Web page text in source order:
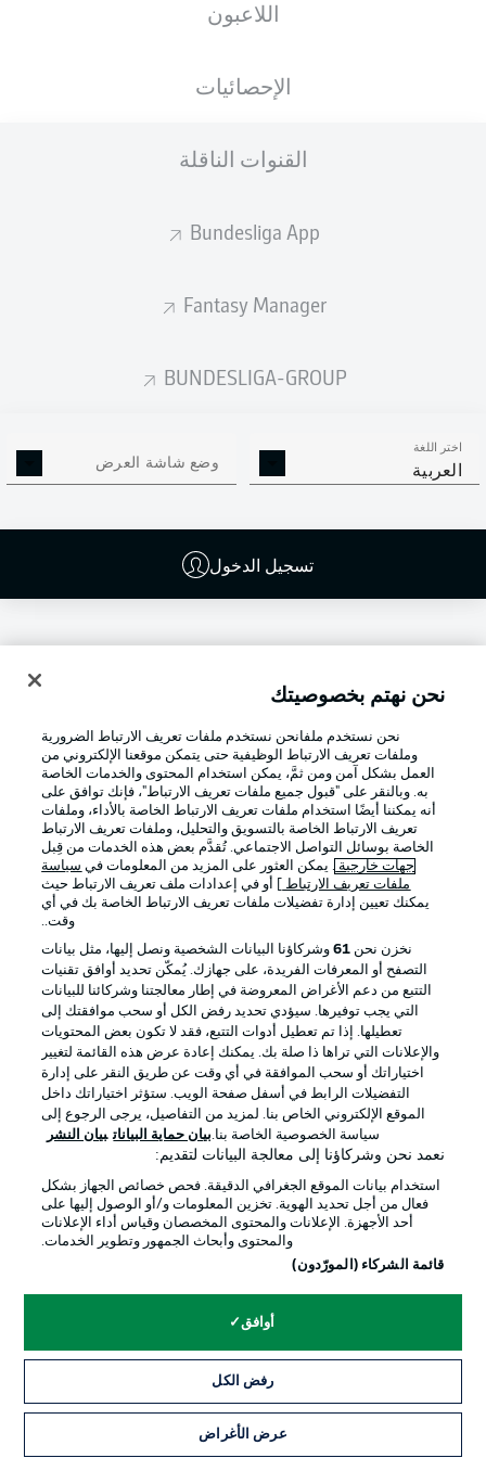
اللاعبون
الإحصائيات
القنوات الناقلة
Bundesliga App
Fantasy Manager
BUNDESLIGA-GROUP
اختر اللغة
العربية وضع شاشة العرض
تسجيل الدخول
إعلان
Football as it's meant to be
تطبيق الدوري الألماني
Official Partners
إدارة التفضيلات بيان الخصوصية
القنوات الناقلة
الوظائف جهة النشر
نحن نهتم بخصوصيتك
نحن نستخدم ملفانحن نستخدم ملفات تعريف الارتباط الضرورية
وملفات تعريف الارتباط الوظيفية حتى يتمكن موقعنا الإلكتروني من
العمل بشكل آمن ومن ثمَّ، يمكن استخدام المحتوى والخدمات الخاصة
به. وبالنقر على "قبول جميع ملفات تعريف الارتباط"، فإنك توافق على
أنه يمكننا أيضًا استخدام ملفات تعريف الارتباط الخاصة بالأداء، وملفات
تعريف الارتباط الخاصة بالتسويق والتحليل، وملفات تعريف الارتباط
الخاصة بوسائل التواصل الاجتماعي. تُقدَّم بعض هذه الخدمات من قِبل
جهات خارجية . يمكن العثور على المزيد من المعلومات في سياسة
ملفات تعريف الارتباط
] أو في إعدادات ملف تعريف الارتباط حيث
يمكنك تعيين إدارة تفضيلات ملفات تعريف الارتباط الخاصة بك في أي
وقت..
نخزن نحن 61وشركاؤنا البيانات الشخصية ونصل إليها، مثل بيانات
التصفح أو المعرفات الفريدة، على جهازك. يُمكّن تحديد أوافق تقنيات
التتبع من دعم الأغراض المعروضة في إطار معالجتنا وشركائنا للبيانات
التي يجب توفيرها. سيؤدي تحديد رفض الكل أو سحب موافقتك إلى
تعطيلها. إذا تم تعطيل أدوات التتبع، فقد لا تكون بعض المحتويات
والإعلانات التي تراها ذا صلة بك. يمكنك إعادة عرض هذه القائمة لتغيير
اختياراتك أو سحب الموافقة في أي وقت عن طريق النقر على إدارة
التفضيلات الرابط في أسفل صفحة الويب. ستؤثر اختياراتك داخل
الموقع الإلكتروني الخاص بنا. لمزيد من التفاصيل، يرجى الرجوع إلى
سياسة الخصوصية الخاصة بنا.بيان حماية البيانات بيان النشر
نعمد نحن وشركاؤنا إلى معالجة البيانات لتقديم:
استخدام بيانات الموقع الجغرافي الدقيقة. فحص خصائص الجهاز بشكل
فعال من أجل تحديد الهوية. تخزين المعلومات و/أو الوصول إليها على
أحد الأجهزة. الإعلانات والمحتوى المخصصان وقياس أداء الإعلانات
والمحتوى وأبحاث الجمهور وتطوير الخدمات.
قائمة الشركاء (المورّدون)
أوافق
رفض الكل
عرض الأغراض